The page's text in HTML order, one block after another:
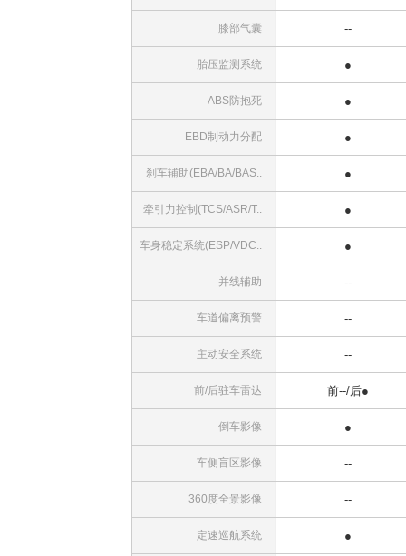
膝部气囊
胎压监测系统
ABS防抱死
EBD制动力分配
刹车辅助(EBA/BA/BAS..
牵引力控制(TCS/ASR/T..
车身稳定系统(ESP/VDC..
并线辅助
车道偏离预警
主动安全系统
前/后驻车雷达
倒车影像
车侧盲区影像
360度全景影像
定速巡航系统
--
●
●
●
●
●
●
--
--
--
前--/后●
●
--
--
●